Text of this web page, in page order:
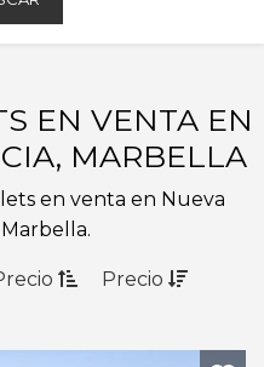
EN VENTA EN
MARBELLA
en venta en Nueva
Precio